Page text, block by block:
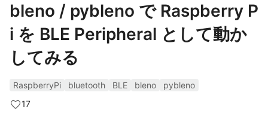
bleno / pybleno で Raspberry P
i を BLE Peripheral として動か
してみる
RaspberryPi bluetooth BLE bleno
pybleno
17